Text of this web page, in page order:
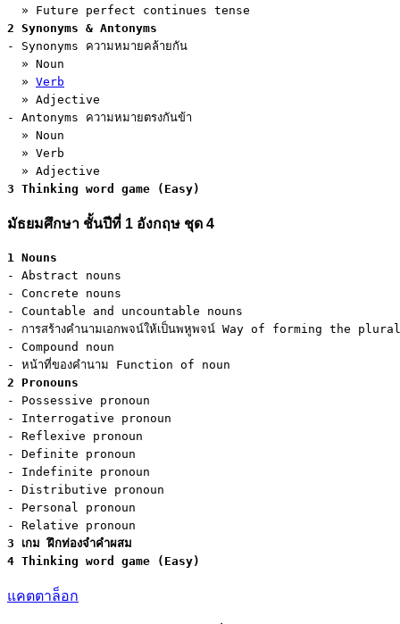
2 Synonyms & Antonyms
- Synonyms ความหมายคล้ายกัน
  » Noun
  »
Verb
  » Adjective
- Antonyms ความหมายตรงกันข้า
  » Noun
  » Verb
3 Thinking word game (Easy)
มัธยมศึกษา ชั้นปีที่ 1 อังกฤษ ชุด 4
1 Nouns
- Abstract nouns
- Concrete nouns
- Countable and uncountable nouns
- การสร้างคำนามเอกพจน์ให้เป็นพหูพจน์ Way of forming the plural
- Compound noun
2 Pronouns
- Possessive pronoun
- Interrogative pronoun
- Reflexive pronoun
- Definite pronoun
- Indefinite pronoun
- Distributive pronoun
- Personal pronoun
3 เกม ฝึกท่องจำคำผสม
แคตตาล็อก